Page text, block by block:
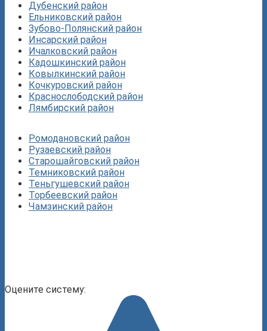
Дубенский район
Ельниковский район
Зубово-Полянский район
Инсарский район
Ичалковский район
Кадошкинский район
Ковылкинский район
Кочкуровский район
Краснослободский район
Лямбирский район
Ромодановский район
Рузаевский район
Старошайговский район
Темниковский район
Теньгушевский район
Торбеевский район
Чамзинский район
Оцените систему: